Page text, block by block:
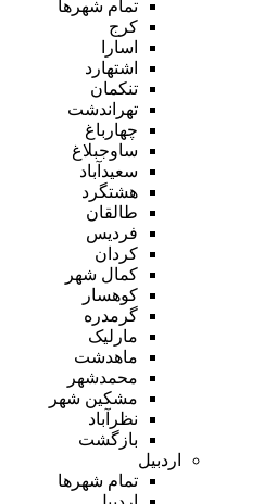
تمام شهر‌ها
کرج
اسارا
اشتهارد
تنکمان
تهراندشت
چهارباغ
ساوجبلاغ
سعیدآباد
هشتگرد
طالقان
فردیس
کردان
کمال شهر
کوهسار
گرمدره
مارلیک
ماهدشت
محمدشهر
مشکین شهر
نظرآباد
بازگشت
اردبیل
تمام شهر‌ها